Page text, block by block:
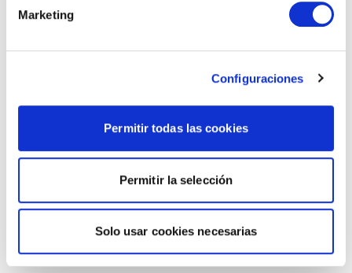
Marketing
Configuraciones
Permitir todas las cookies
Permitir la selección
Solo usar cookies necesarias